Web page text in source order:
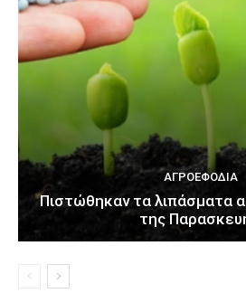
ΑΓΡΟΕΦΌΔΙΑ
Πιστώθηκαν τα λιπάσματα
της